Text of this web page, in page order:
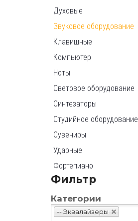
Духовые
Звуковое оборудование
Клавишные
Компьютер
Ноты
Световое оборудование
Синтезаторы
Студийное оборудование
Сувениры
Ударные
Фортепиано
Фильтр
Категории
-- Эквалайзеры